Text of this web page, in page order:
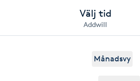
Välj tid
Addwill
Månadsvy